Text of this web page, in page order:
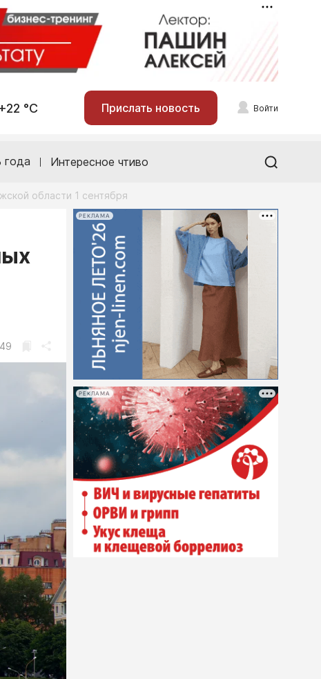
°С Прислать новость Войти
года Интересное чтиво
области 1 сентября
РЕКЛАМА
РЕКЛАМА